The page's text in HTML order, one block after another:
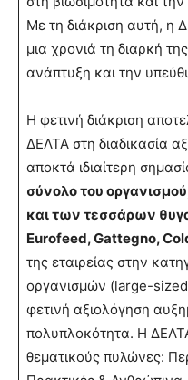
Με τη διάκριση αυτή, η
μια χρονιά τη διαρκή
ανάπτυξη και την
Η φετινή διάκριση
ΔΕΛΤΑ στη διαδικασία
αποκτά ιδιαίτερη
σύνολο του
και των τεσσάρων
Eurofeed, Gattegno,
της εταιρείας στην
οργανισμών (large-
φετινή αξιολόγηση
πολυπλοκότητα. Η
θεματικούς πυλώνες: